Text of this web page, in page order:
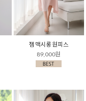
젬 맥시롱 원피스
89,000원